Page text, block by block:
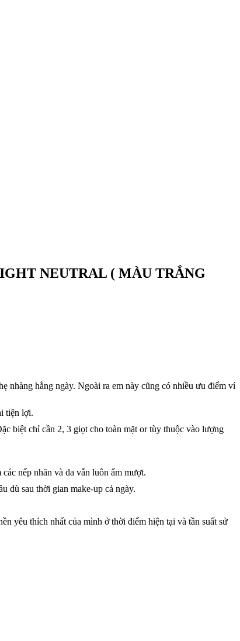
NEUTRAL ( MÀU TRẮNG
nhàng hằng ngày. Ngoài ra em này cũng có nhiều ưu điểm ví
tiện lợi.
biệt chỉ cần 2, 3 giọt cho toàn mặt or tùy thuộc vào lượng
nếp nhăn và da vẫn luôn ẩm mượt.
dù sau thời gian make-up cả ngày.
yêu thích nhất của mình ở thời điểm hiện tại và tần suất sử